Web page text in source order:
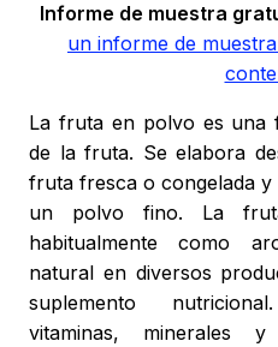
Informe de muestra
un informe de
La fruta en polvo es una
de la fruta. Se elabora
fruta fresca o congelada
un polvo fino. La
habitualmente como
natural en diversos
suplemento
vitaminas, minerales